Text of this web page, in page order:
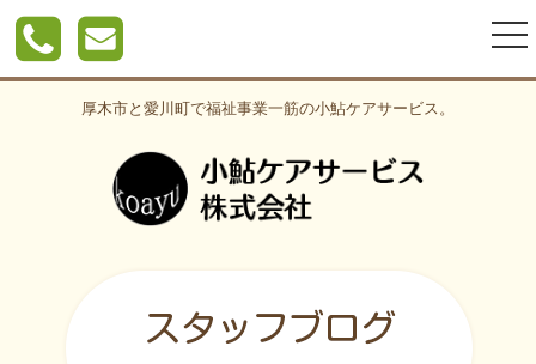
厚木市と愛川町で福祉事業一筋の小鮎ケアサービス。